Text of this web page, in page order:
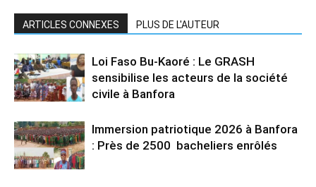
ARTICLES CONNEXES PLUS DE L'AUTEUR
Loi Faso Bu-Kaoré : Le GRASH
sensibilise les acteurs de la société
civile à Banfora
Immersion patriotique 2026 à Banfora
: Près de 2500 bacheliers enrôlés